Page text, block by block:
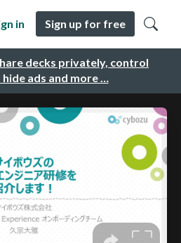
decks privately, control
ads and more …
in Sign up for free